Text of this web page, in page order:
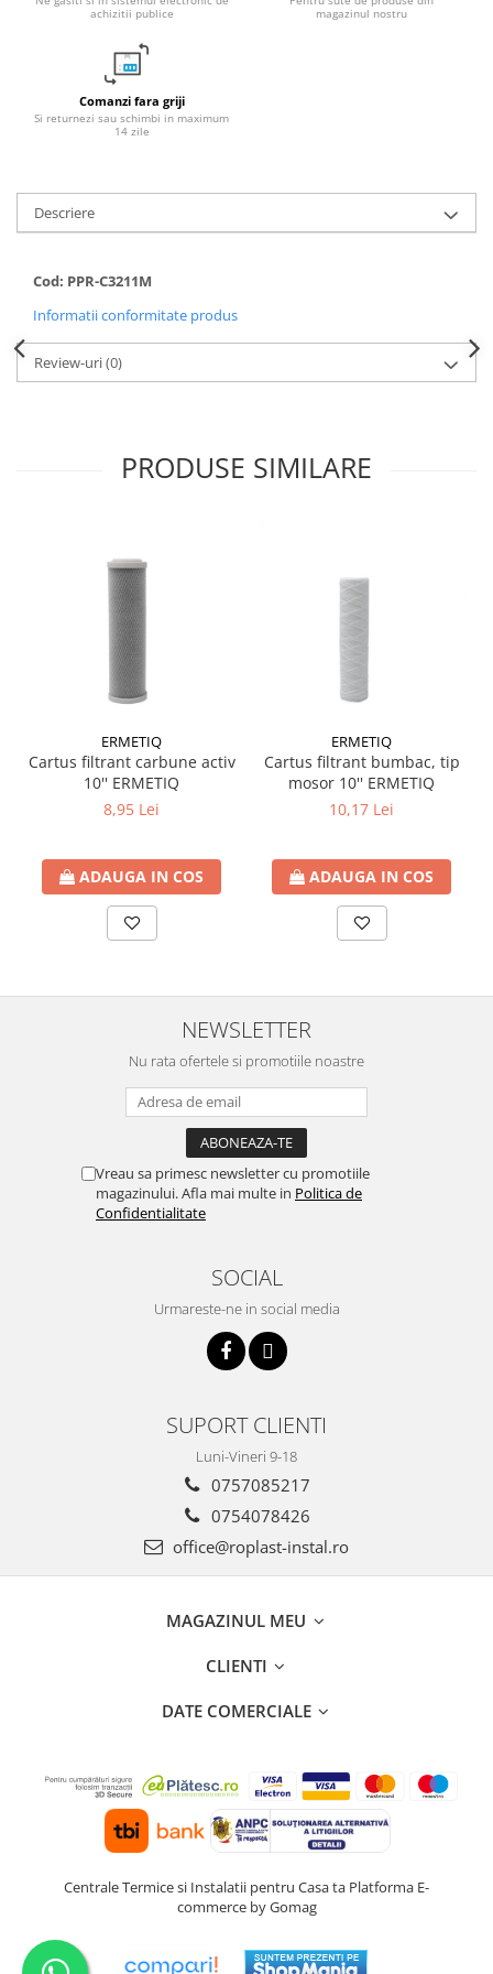
Fitinguri PPR
Distribuitor pexal FI-FE cu robinet
Sisteme de canalizare si ape
Sistem canalizare exterioara
Sistem canalizare interioara
Statii de dedurizare
Accesorii statii dedurizare
Fitinguri din alama
achizitii publice
magazinul nostru
Comanzi fara griji
Si returnezi sau schimbi in maximum
14 zile
Descriere
Cod: PPR-C3211M
Informatii conformitate produs
Review-uri(0)
PRODUSE SIMILARE
ERMETIQ
Cartus filtrant carbune activ
10'' ERMETIQ
8,95 Lei
ADAUGA IN COS
ERMETIQ
Cartus filtrant bumbac, tip
mosor 10'' ERMETIQ
10,17 Lei
ADAUGA IN COS
NEWSLETTER
Nu rata ofertele si promotiile noastre
Vreau sa primesc newsletter cu promotiile
magazinului. Afla mai multe in Politica de
Confidentialitate
SOCIAL
Urmareste-ne in social media
SUPORT CLIENTI
Luni-Vineri 9-18
0757085217
0754078426
office@roplast-instal.ro
MAGAZINUL MEU
CLIENTI
DATE COMERCIALE
Centrale Termice si Instalatii pentru Casa ta Platforma E-
commerce by Gomag